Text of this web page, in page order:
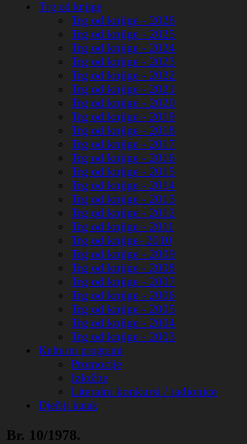
Trg od knjige
Trg od knjige - 2026
Trg od knjige - 2025
Trg od knjige - 2024
Trg od knjige - 2023
Trg od knjige - 2022
Trg od knjige - 2021
Trg od knjige - 2020
Trg od knjige - 2019
Trg od knjige - 2018
Trg od knjige - 2017
Trg od knjige - 2016
Trg od knjige - 2015
Trg od knjige - 2014
Trg od knjige - 2013
Trg od knjige - 2012
Trg od knjige - 2011
Trg od knjige- 2010
Trg od knjige - 2009
Trg od knjige - 2008
Trg od knjige - 2007
Trg od knjige - 2006
Trg od knjige - 2005
Trg od knjige - 2004
Trg od knjige - 2003
Kulturni programi
Promocije
Izložbe
Literalni konkursi / radionice
Dječiji kutak
Br. 10/1978.